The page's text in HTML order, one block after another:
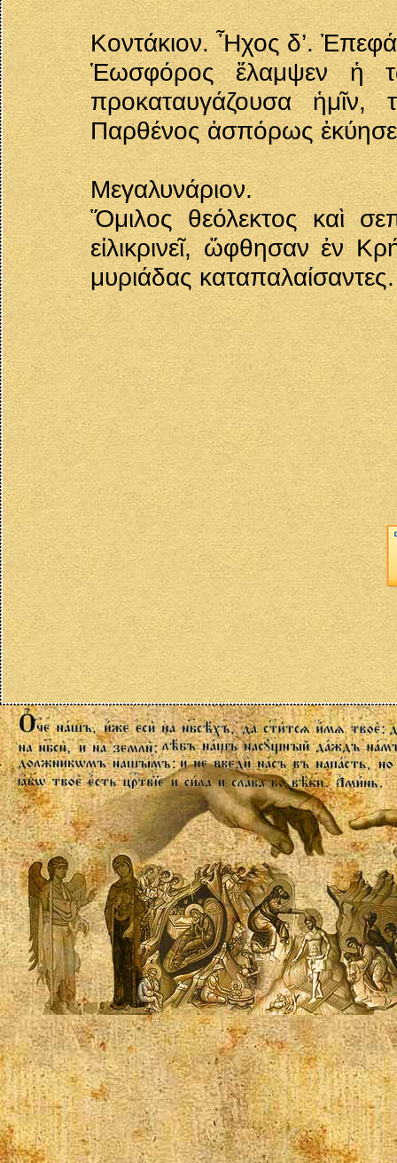
Κοντάκιον. Ἦχος δ’.
Ἑωσφόρος ἔλαμψεν ἡ
προκαταυγάζουσα
Παρθένος ἀσπόρως
Μεγαλυνάριον.
Ὅμιλος θεόλεκτος καὶ
εἰλικρινεῖ, ὤφθησαν ἐν
μυριάδας καταπαλαίσαντες.